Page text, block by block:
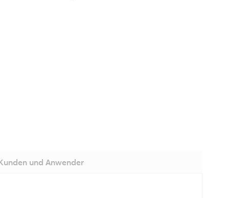
und Anwender